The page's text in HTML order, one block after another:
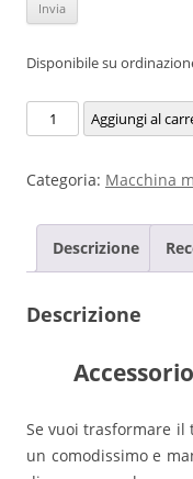
Disponibile su
Accessorio
Asta
Echo
Aggiungi al
Categoria: Macchina
Descrizione
Descrizione
Se vuoi trasformare il
un comodissimo e